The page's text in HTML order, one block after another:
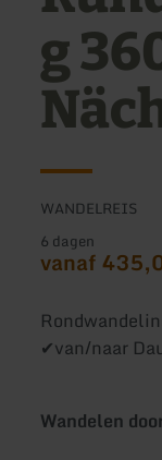
g
WANDELREIS
6 dagen
vanaf
✔van/naar
Wandelen